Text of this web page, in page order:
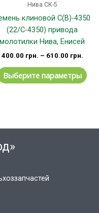
Нива СК-5
клиновой С(В)-4350
(22/С-4350) привода
молотилки Нива, Енисей
400.00 грн. – 610.00 грн.
Выберите параметры